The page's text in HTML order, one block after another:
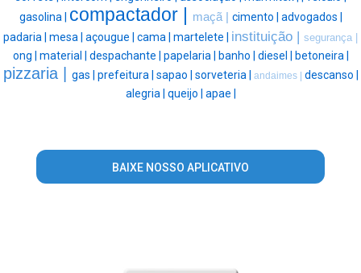
gasolina | compactador | maçã | cimento | advogados |
padaria | mesa | açougue | cama | martelete | instituição | segurança |
ong | material | despachante | papelaria | banho | diesel | betoneira |
pizzaria | gas | prefeitura | sapao | sorveteria | andaimes | descanso |
alegria | queijo | apae |
BAIXE NOSSO APLICATIVO